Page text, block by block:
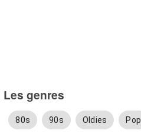
Les genres
80s 90s Oldies Pop